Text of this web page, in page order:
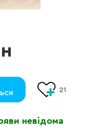
21
невідома